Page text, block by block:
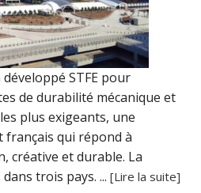
STFE pour
de durabilité mécanique et
plus exigeants, une
qui répond à
créative et durable. La
trois pays. ...[Lire la suite]